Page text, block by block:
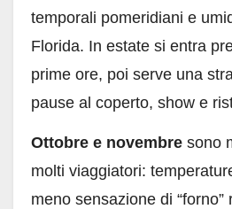
temporali pomeridiani e
Florida. In estate si entra
prime ore, poi serve una
pause al coperto, show e
Ottobre e novembre sono
molti viaggiatori:
meno sensazione di “forno”